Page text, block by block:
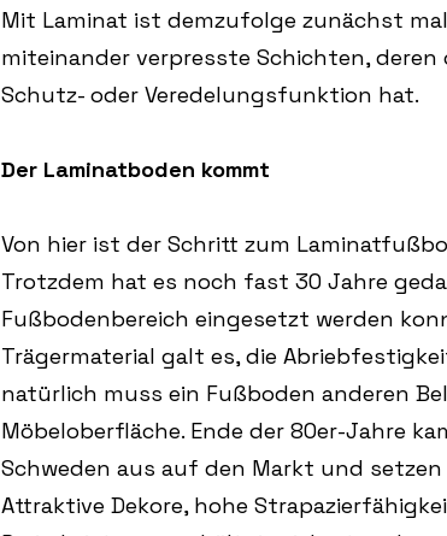
Mit Laminat ist demzufolge zunächst
miteinander verpresste Schichten,
Schutz- oder Veredelungsfunktion hat.
Der Laminatboden kommt
Von hier ist der Schritt zum
Trotzdem hat es noch fast 30 Jahre
Fußbodenbereich eingesetzt werden
Trägermaterial galt es, die
natürlich muss ein Fußboden anderen
Möbeloberfläche. Ende der 80er-Jahre
Schweden aus auf den Markt und
Attraktive Dekore, hohe